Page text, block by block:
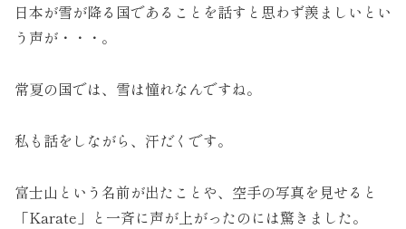
日本が雪が降る国であることを話すと思わず羨ましいとい
う声が・・・。
常夏の国では、雪は憧れなんですね。
私も話をしながら、汗だくです。
富士山という名前が出たことや、空手の写真を見せると
「Karate」と一斉に声が上がったのには驚きました。